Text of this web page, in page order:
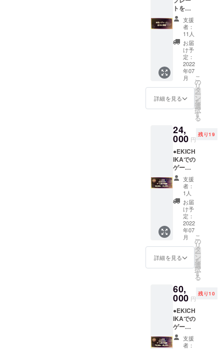
にての
ご予約
になり
ます。
※確認方
法 ご来
店の際
に支援
画面の
ご提示
のご協
い致し
ます。
者ご本
人様以
外への
譲渡が
可能で
す。 ・
ゲーム
も遊び
放題で
す。 ・
消費税
込 ・有
効期限
約方法
電話・
にての
ご予約
になり
ます。
※確認方
法 ご来
店の際
に支援
画面の
ご提示
のご協
力お願
ます。
これを
機にお
得に遊
んでみ
てくだ
さい。
※有効期
限は
チャー
ジさせ
ていた
だいて
す。 ※
チャー
ジ方法
は初め
て当店
にお越
しした
際に、
アカウ
ント発
行し
20000
円分
チャー
ジさせ
て頂き
ます。
トを店
内に掲
載させ
て頂き
ます。
お客様
のお名
前また
は会社
名が記
載して
あるお
祝いプ
レート
に掲載
させて
いただ
きま
す。 ご
支援い
ただ
き、本
当にあ
りがと
うござ
いま
す。 ※
備考欄
に掲載
を希望
される
考欄に
ご記入
くださ
い。 ・
ご支援
いただ
いてか
ら準備
支援
者：
11人
お届
け予
定：
2022
年07
月
詳細を見る
こ
の
リ
タ
ー
ン
を
選
択
す
る
24,
000 円
残り19
●EKICH
IKAでの
ゲーム
が1ヶ月
間遊び
放題券
をご提
供させ
て頂き
す。
大会レ
ベルの
ハイス
ペック
ゲーミ
PC【RT
X3090
】をは
じめ、
全50台
もの
ゲーミ
ングPC
支援
者：
1人
お届
け予
定：
2022
年07
月
詳細を見る
こ
の
リ
タ
ー
ン
を
選
択
す
る
60,
000 円
残り10
●EKICH
IKAでの
ゲーム
が3ヶ月
間遊び
支援
者：